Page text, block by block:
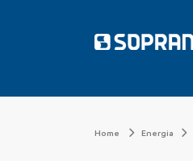
Home Energia